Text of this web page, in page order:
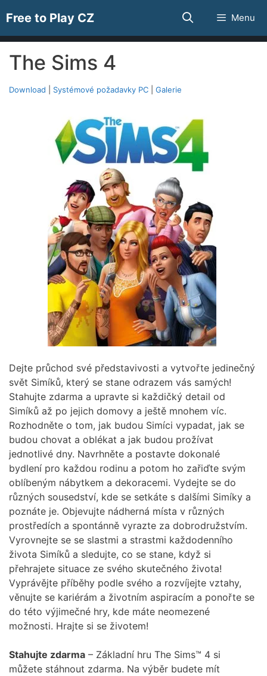
na
obsah
Free to Play CZ Menu
The Sims 4
Download Systémové požadavky PC Galerie
Dejte průchod své představivosti a vytvořte jedinečný
svět Simíků, který se stane odrazem vás samých!
Stahujte zdarma a upravte si každičký detail od
Simíků až po jejich domovy a ještě mnohem víc.
Rozhodněte o tom, jak budou Simíci vypadat, jak se
budou chovat a oblékat a jak budou prožívat
jednotlivé dny. Navrhněte a postavte dokonalé
bydlení pro každou rodinu a potom ho zařiďte svým
oblíbeným nábytkem a dekoracemi. Vydejte se do
různých sousedství, kde se setkáte s dalšími Simíky a
poznáte je. Objevujte nádherná místa v různých
prostředích a spontánně vyrazte za dobrodružstvím.
Vyrovnejte se se slastmi a strastmi každodenního
života Simíků a sledujte, co se stane, když si
přehrajete situace ze svého skutečného života!
Vyprávějte příběhy podle svého a rozvíjejte vztahy,
věnujte se kariérám a životním aspiracím a ponořte se
do této výjimečné hry, kde máte neomezené
možnosti. Hrajte si se životem!
Stahujte zdarma – Základní hru The Sims™ 4 si
můžete stáhnout zdarma. Na výběr budete mít